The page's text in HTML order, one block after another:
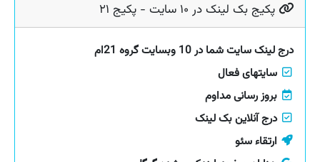
پکیج بک لینک در ۱۰ سایت - پکیج ۲۱
درج لینک سایت شما در 10 وبسایت گروه 21ام
سایتهای فعال
بروز رسانی مداوم
درج آنلاین بک لینک
ارتقاء سئو